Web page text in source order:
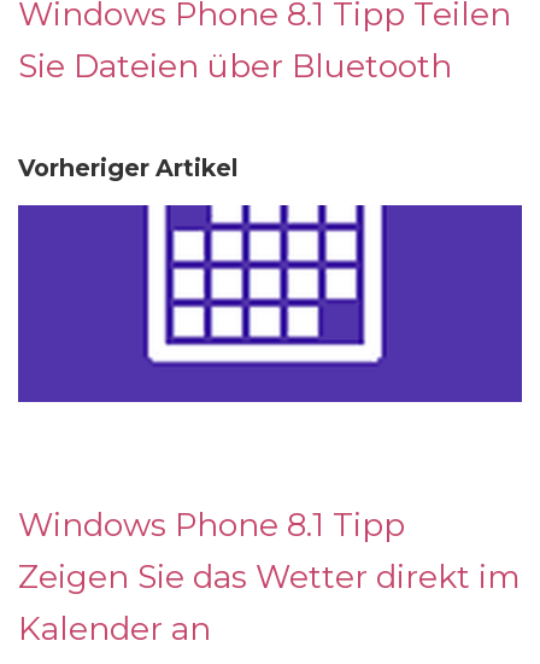
Windows Phone 8.1 Tipp Teilen
Sie Dateien über Bluetooth
Vorheriger Artikel
Windows Phone 8.1 Tipp
Zeigen Sie das Wetter direkt im
Kalender an